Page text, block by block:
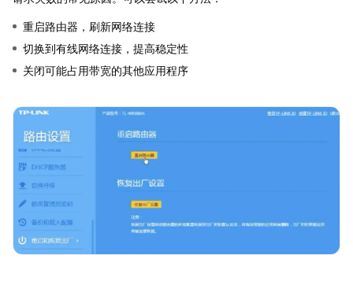
重启路由器，刷新网络连接
切换到有线网络连接，提高稳定性
关闭可能占用带宽的其他应用程序